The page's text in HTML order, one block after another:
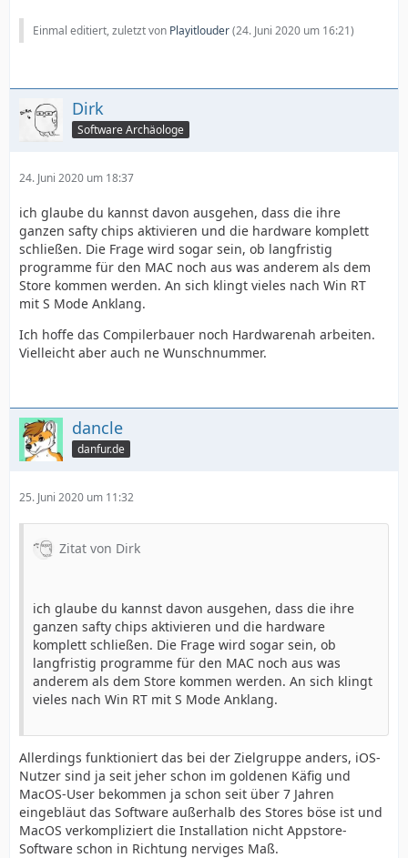
Einmal editiert, zuletzt von Playitlouder(24. Juni 2020 um 16:21)
Dirk
Software Archäologe
24. Juni 2020 um 18:37
ich glaube du kannst davon ausgehen, dass die ihre
ganzen safty chips aktivieren und die hardware komplett
schließen. Die Frage wird sogar sein, ob langfristig
programme für den MAC noch aus was anderem als dem
Store kommen werden. An sich klingt vieles nach Win RT
mit S Mode Anklang.
Ich hoffe das Compilerbauer noch Hardwarenah arbeiten.
Vielleicht aber auch ne Wunschnummer.
dancle
danfur.de
25. Juni 2020 um 11:32
Zitat von Dirk
ich glaube du kannst davon ausgehen, dass die ihre
ganzen safty chips aktivieren und die hardware
komplett schließen. Die Frage wird sogar sein, ob
langfristig programme für den MAC noch aus was
anderem als dem Store kommen werden. An sich klingt
vieles nach Win RT mit S Mode Anklang.
Allerdings funktioniert das bei der Zielgruppe anders, iOS-
Nutzer sind ja seit jeher schon im goldenen Käfig und
MacOS-User bekommen ja schon seit über 7 Jahren
eingebläut das Software außerhalb des Stores böse ist und
MacOS verkompliziert die Installation nicht Appstore-
Software schon in Richtung nerviges Maß.